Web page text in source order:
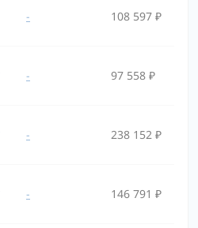
- 108 597 ₽
- 97 558 ₽
- 238 152 ₽
- 146 791 ₽